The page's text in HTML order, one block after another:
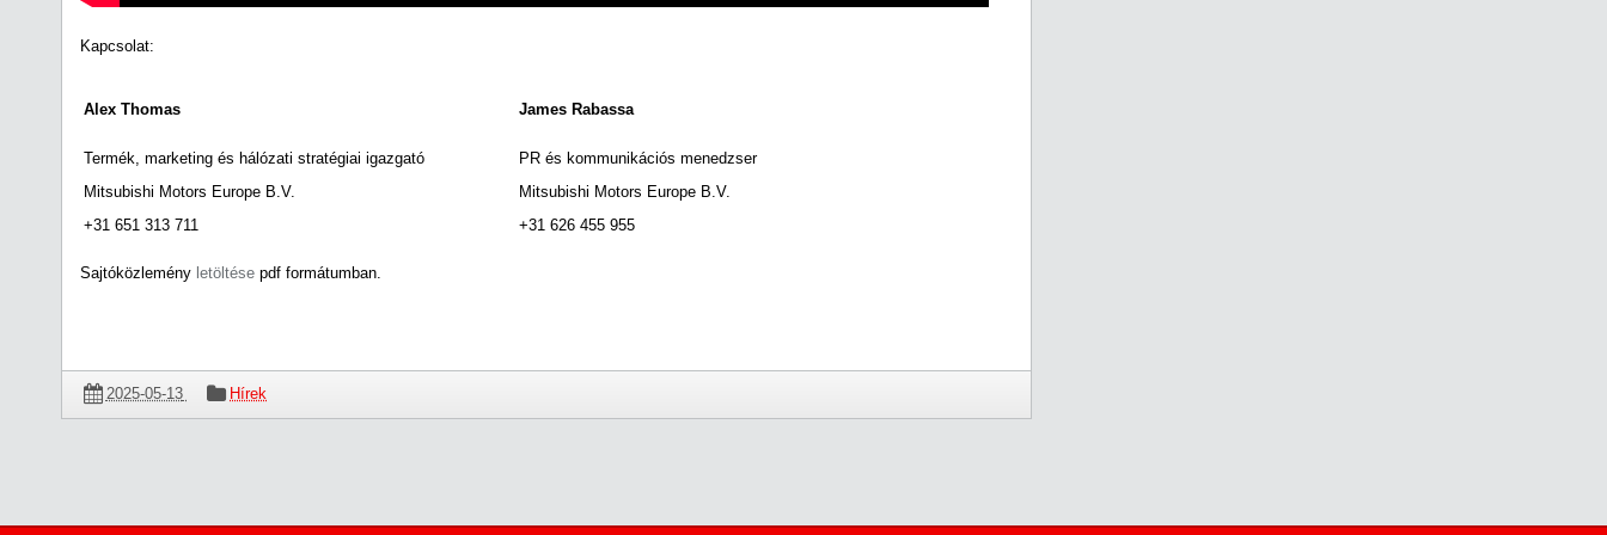
Kapcsolat:
Alex Thomas James Rabassa
Termék, marketing és hálózati stratégiai igazgató
PR és kommunikációs menedzser
Mitsubishi Motors Europe B.V.
Mitsubishi Motors Europe B.V.
+31 651 313 711
+31 626 455 955
Sajtóközlemény letöltésepdf formátumban.
2025-05-13 Hírek